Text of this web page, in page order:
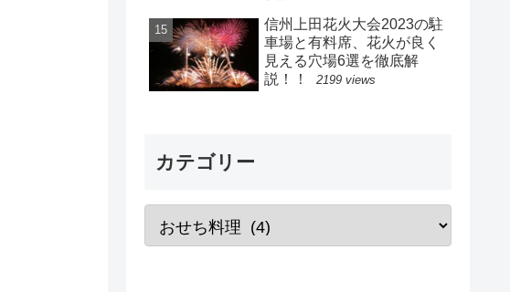
信州上田花火大会2023の駐
車場と有料席、花火が良く
見える穴場6選を徹底解
説！！
2199 views
カテゴリー